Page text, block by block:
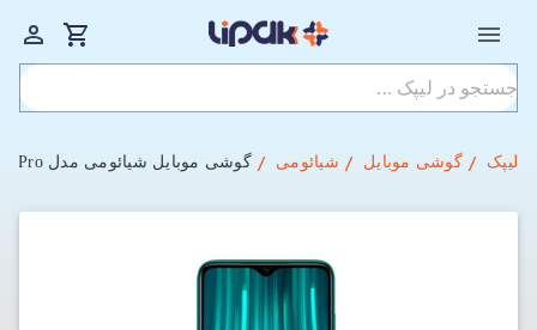
لیپک گوشی موبایل شیائومی گوشی موبایل شیائومی مدل Redmi Note 8 Pro دو سیم‌ کارت ظرفیت 64 گیگابایت